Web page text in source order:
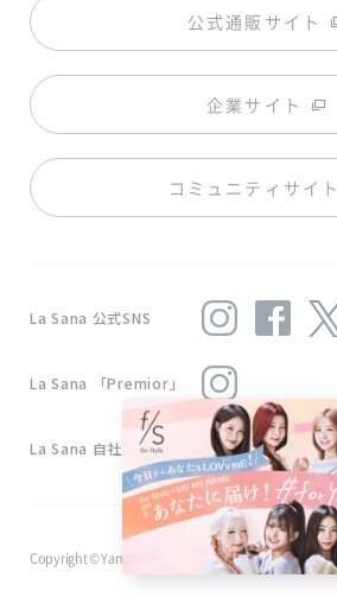
公式通販サイト
企業サイト
コミュニティサイト
La Sana 公式SNS
La Sana 「Premior」
La Sana 自社工場
Copyright © Yamasaki Co.,Ltd . All Rights Reserved.